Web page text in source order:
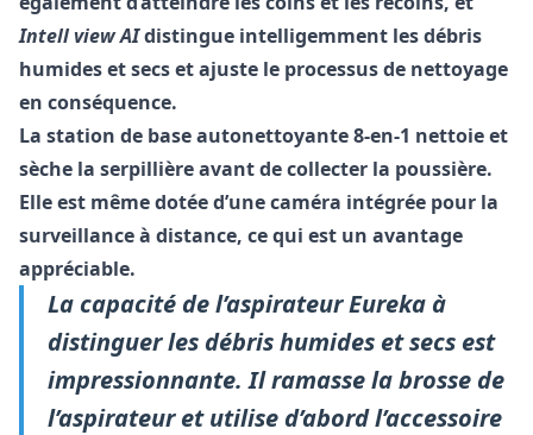
Intell view AIdistingue intelligemment les débris
humides et secs et ajuste le processus de nettoyage
en conséquence.
La station de base autonettoyante 8-en-1 nettoie et
sèche la serpillière avant de collecter la poussière.
Elle est même dotée d’une caméra intégrée pour la
surveillance à distance, ce qui est un avantage
appréciable.
La capacité de l’aspirateur Eureka à
distinguer les débris humides et secs est
impressionnante. Il ramasse la brosse de
l’aspirateur et utilise d’abord l’accessoire